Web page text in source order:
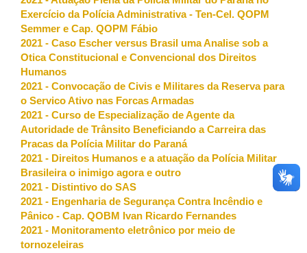
Exercício da Polícia Administrativa - Ten-Cel. QOPM
Semmer e Cap. QOPM Fábio
2021 - Caso Escher versus Brasil uma Analise sob a
Otica Constitucional e Convencional dos Direitos
Humanos
2021 - Convocação de Civis e Militares da Reserva para
o Servico Ativo nas Forcas Armadas
2021 - Curso de Especialização de Agente da
Autoridade de Trânsito Beneficiando a Carreira das
Pracas da Polícia Militar do Paraná
2021 - Direitos Humanos e a atuação da Polícia Militar
Brasileira o inimigo agora e outro
2021 - Distintivo do SAS
2021 - Engenharia de Segurança Contra Incêndio e
Pânico - Cap. QOBM Ivan Ricardo Fernandes
2021 - Monitoramento eletrônico por meio de
tornozeleiras